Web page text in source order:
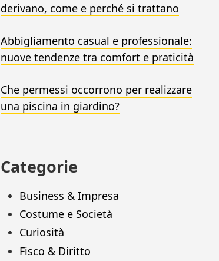
derivano, come e perché si trattano
Abbigliamento casual e professionale:
nuove tendenze tra comfort e praticità
Che permessi occorrono per realizzare
una piscina in giardino?
Categorie
Business & Impresa
Costume e Società
Curiosità
Fisco & Diritto